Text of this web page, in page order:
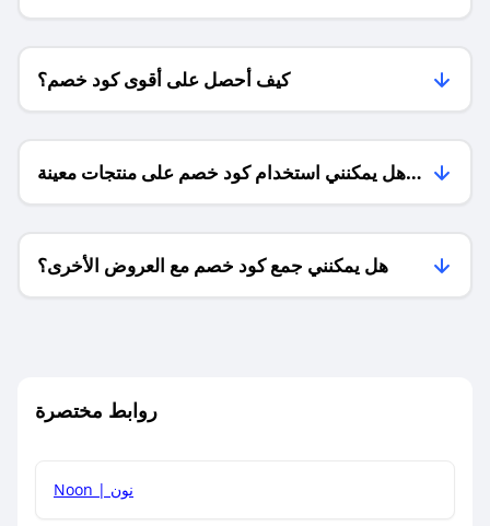
كيف أحصل على أقوى كود خصم؟
هل يمكنني استخدام كود خصم على منتجات معينة
فقط؟
هل يمكنني جمع كود خصم مع العروض الأخرى؟
روابط مختصرة
Noon | نون